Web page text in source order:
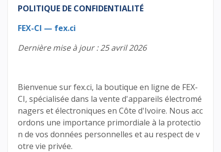
POLITIQUE DE CONFIDENTIALITÉ
FEX-CI — fex.ci
Dernière mise à jour : 25 avril 2026
Bienvenue sur fex.ci, la boutique en ligne de FEX-
CI, spécialisée dans la vente d'appareils électromé
nagers et électroniques en Côte d'Ivoire. Nous acc
ordons une importance primordiale à la protectio
n de vos données personnelles et au respect de v
otre vie privée.